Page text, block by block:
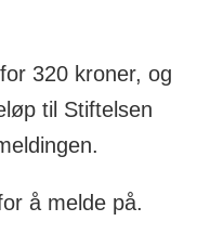
320 kroner, og
til Stiftelsen
å melde på.